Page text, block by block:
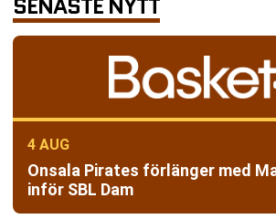
UTVALDA SÄSONGER I LIGANS
LULEÅ BASKETS PRESTATIONER
FRAMTRÄDANDE LAG
NYARE FÖRÄNDRINGAR I LIGAN
PUBLIK OCH MEDIEBEVAKNING
VAD TITELN INNEBÄR
4 AUG
Onsala Pirates förlänger med
inför SBL Dam